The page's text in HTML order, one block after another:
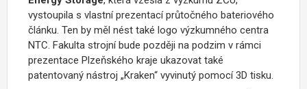
vystoupila s vlastní prezentací průtočného bateriového
článku. Ten by měl nést také logo výzkumného centra
NTC. Fakulta strojní bude později na podzim v rámci
prezentace Plzeňského kraje ukazovat také
patentovaný nástroj „Kraken“ vyvinutý pomocí 3D tisku.